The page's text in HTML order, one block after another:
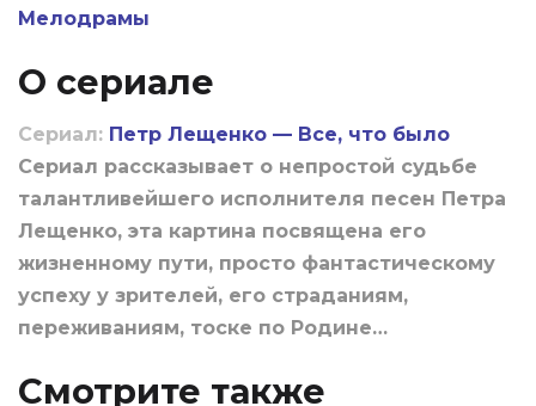
Мелодрамы
О сериале
Сериал: Петр Лещенко — Все, что было
Сериал рассказывает о непростой судьбе
талантливейшего исполнителя песен Петра
Лещенко, эта картина посвящена его
жизненному пути, просто фантастическому
успеху у зрителей, его страданиям,
переживаниям, тоске по Родине…
Смотрите также